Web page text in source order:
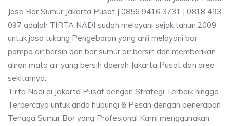
Jasa Bor Sumur Jakarta Pusat | 0856 9416 3731 | 0818 493
097 adalah TIRTA NADI sudah melayani sejak tahun 2009
untuk jasa tukang Pengeboran yang ahli melayani bor
pompa air bersih dan bor sumur air bersih dan memberikan
aliran mata air yang bersih daerah Jakarta Pusat dan area
sekitarnya.
Tirta Nadi di Jakarta Pusat dengan Strategi Terbaik hingga
Terpercaya untuk anda hubungi & Pesan dengan penerapan
Tenaga Sumur Bor yang Profesional Kami menggunakan